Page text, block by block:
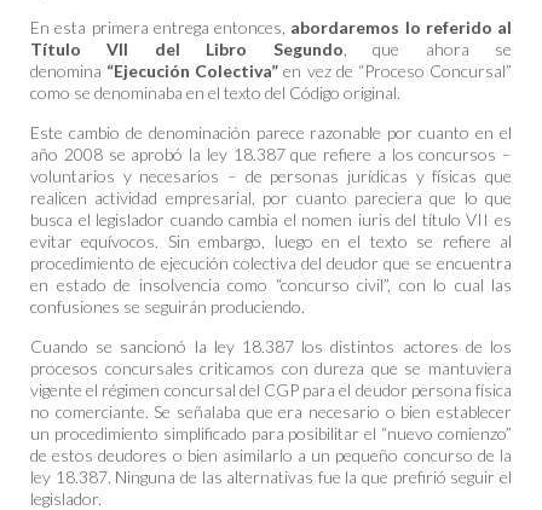
En esta primera entrega entonces, abordaremos lo referido al
Título VII del Libro Segundo , que ahora se
denomina “Ejecución Colectiva” en vez de “Proceso Concursal”
como se denominaba en el texto del Código original.
Este cambio de denominación parece razonable por cuanto en el
año 2008 se aprobó la ley 18.387 que refiere a los concursos –
voluntarios y necesarios – de personas jurídicas y físicas que
realicen actividad empresarial, por cuanto pareciera que lo que
busca el legislador cuando cambia el nomen iuris del título VII es
evitar equívocos. Sin embargo, luego en el texto se refiere al
procedimiento de ejecución colectiva del deudor que se encuentra
en estado de insolvencia como “concurso civil”, con lo cual las
confusiones se seguirán produciendo.
Cuando se sancionó la ley 18.387 los distintos actores de los
procesos concursales criticamos con dureza que se mantuviera
vigente el régimen concursal del CGP para el deudor persona física
no comerciante. Se señalaba que era necesario o bien establecer
un procedimiento simplificado para posibilitar el “nuevo comienzo”
de estos deudores o bien asimilarlo a un pequeño concurso de la
ley 18.387. Ninguna de las alternativas fue la que prefirió seguir el
legislador.